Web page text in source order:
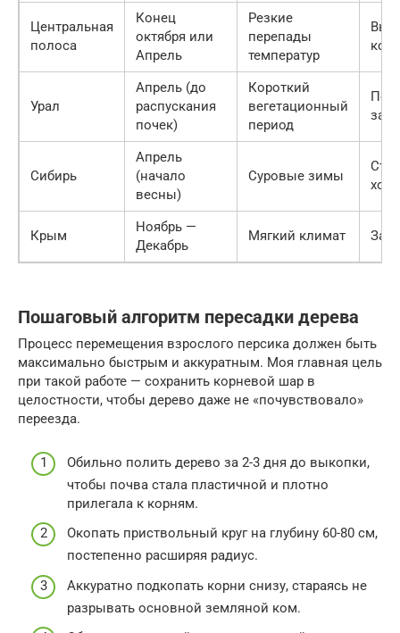
Центральная
полоса
Конец
октября или
Апрель
Резкие
перепады
температур
Урал
Апрель (до
распускания
почек)
Короткий
вегетационный
период
Сибирь
Апрель
(начало
весны)
Суровые зимы
Крым
Ноябрь —
Декабрь
Мягкий климат
Пошаговый алгоритм пересадки дерева
Процесс перемещения взрослого персика должен быть
максимально быстрым и аккуратным. Моя главная цель
при такой работе — сохранить корневой шар в
целостности, чтобы дерево даже не «почувствовало»
переезда.
Обильно полить дерево за 2-3 дня до выкопки,
чтобы почва стала пластичной и плотно
прилегала к корням.
Окопать приствольный круг на глубину 60-80 см,
постепенно расширяя радиус.
Аккуратно подкопать корни снизу, стараясь не
разрывать основной земляной ком.